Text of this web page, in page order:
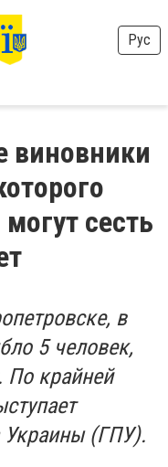
Рус
виновники
сесть
в
5 человек,
По крайней
Украины (ГПУ).